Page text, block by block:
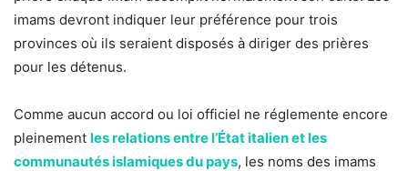
imams devront indiquer leur préférence pour trois
provinces où ils seraient disposés à diriger des prières
pour les détenus.
Comme aucun accord ou loi officiel ne réglemente encore
pleinement les relations entre l’État italien et les
communautés islamiques du pays, les noms des imams